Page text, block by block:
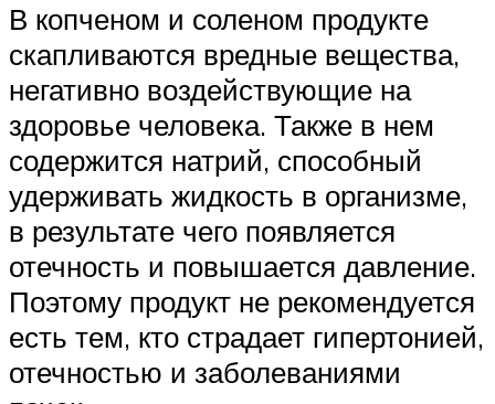
В копченом и соленом продукте
скапливаются вредные вещества,
негативно воздействующие на
здоровье человека. Также в нем
содержится натрий, способный
удерживать жидкость в организме,
в результате чего появляется
отечность и повышается давление.
Поэтому продукт не рекомендуется
есть тем, кто страдает гипертонией,
отечностью и заболеваниями